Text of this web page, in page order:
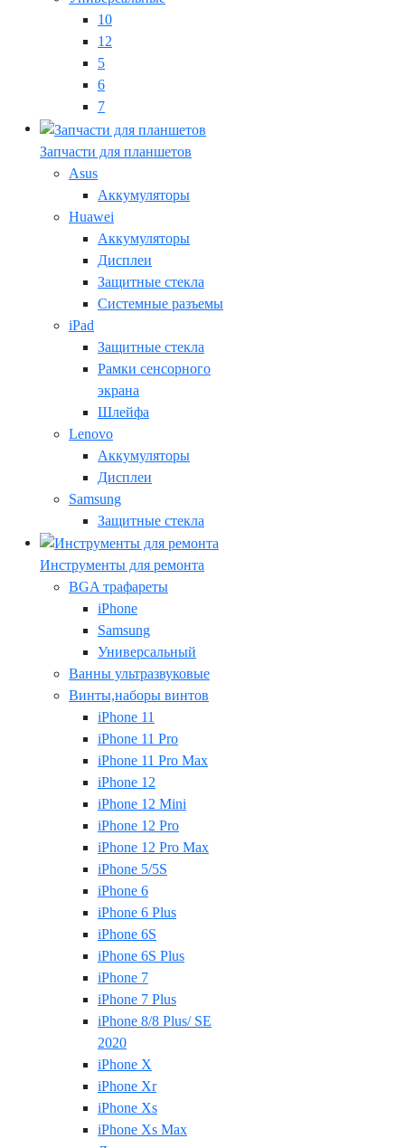
10
12
5
6
7
Запчасти для планшетов
Asus
Аккумуляторы
Huawei
Аккумуляторы
Дисплеи
Защитные стекла
Системные разъемы
iPad
Защитные стекла
Рамки сенсорного
экрана
Шлейфа
Lenovo
Аккумуляторы
Дисплеи
Samsung
Защитные стекла
Инструменты для ремонта
BGA трафареты
iPhone
Samsung
Универсальный
Ванны ультразвуковые
Винты,наборы винтов
iPhone 11
iPhone 11 Pro
iPhone 11 Pro Max
iPhone 12
iPhone 12 Mini
iPhone 12 Pro
iPhone 12 Pro Max
iPhone 5/5S
iPhone 6
iPhone 6 Plus
iPhone 6S
iPhone 6S Plus
iPhone 7
iPhone 7 Plus
iPhone 8/8 Plus/ SE
2020
iPhone X
iPhone Xr
iPhone Xs
iPhone Xs Max